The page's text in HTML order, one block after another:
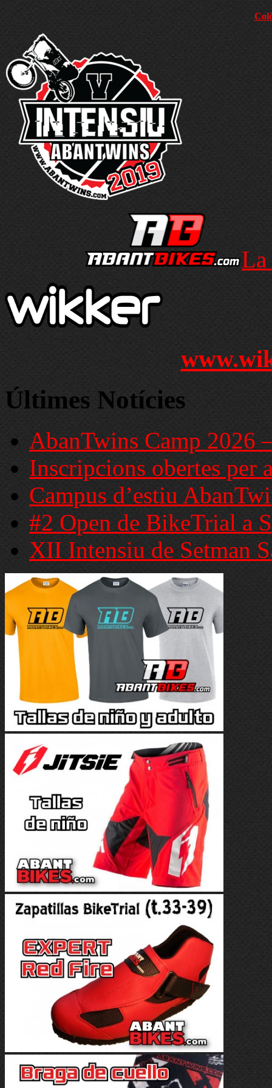
La
Últimes Notícies
AbanTwins Camp 2026
Inscripcions obertes per
Campus d’estiu
#2 Open de BikeTrial a
XII Intensiu de Setman